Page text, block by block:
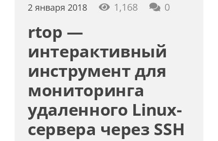
2 января 2018 1,168 0
rtop —
интерактивный
инструмент для
мониторинга
удаленного Linux-
сервера через SSH